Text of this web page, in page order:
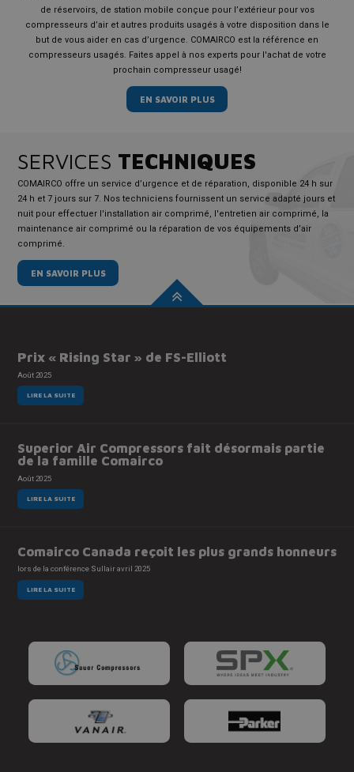
de réservoirs, de station mobile conçue pour l’extérieur pour vos
compresseurs d’air et autres produits usagés à votre disposition dans le
but de vous aider en cas d’urgence. COMAIRCO est la référence en
compresseurs usagés. Faites appel à nos experts pour l'achat de votre
prochain compresseur usagé!
EN SAVOIR PLUS
SERVICES TECHNIQUES
COMAIRCO offre un service d’urgence et de réparation, disponible 24 h sur
24 h et 7 jours sur 7. Nos techniciens fournissent un service adapté jours et
nuit pour effectuer l'installation air comprimé, l'entretien air comprimé, la
maintenance air comprimé ou la réparation de vos équipements d’air
comprimé.
EN SAVOIR PLUS
Prix « Rising Star » de FS-Elliott
Août 2025
LIRE LA SUITE
Superior Air Compressors fait désormais partie
de la famille Comairco
Août 2025
LIRE LA SUITE
Comairco Canada reçoit les plus grands honneurs
lors de la conférence Sullair avril 2025
LIRE LA SUITE